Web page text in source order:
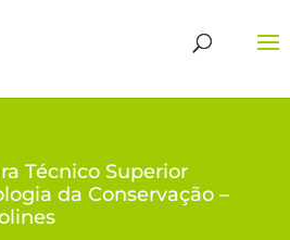
Técnico Superior
da Conservação –